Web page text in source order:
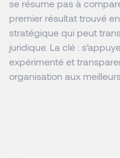
se résume pas à
premier résultat trouvé
stratégique qui peut
juridique. La clé :
expérimenté et
organisation aux